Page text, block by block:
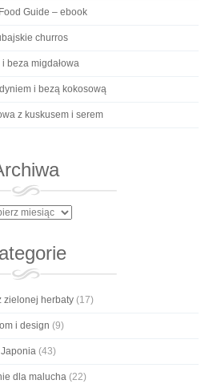
Guide – ebook
churros
i beza migdałowa
i bezą kokosową
z kuskusem i serem
zielonej herbaty(17)
i design (9)
Japonia(43)
dla malucha(22)